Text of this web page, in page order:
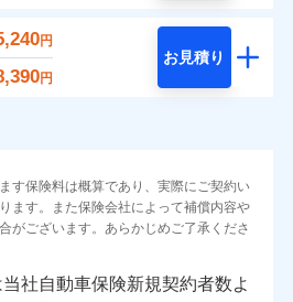
円
円
お見積り
す保険料は概算であり、実際にご契約い
ます。また保険会社によって補償内容や
がございます。あらかじめご了承くださ
社
新規契約者数よ